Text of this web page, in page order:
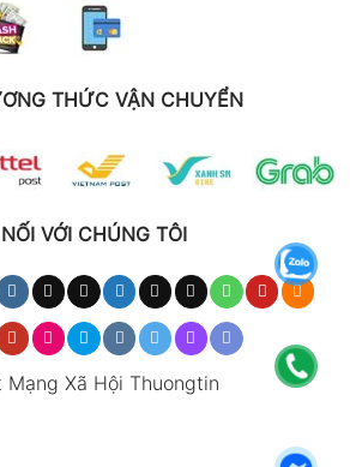
THỨC VẬN CHUYỂN
VỚI CHÚNG TÔI
Mạng Xã Hội Thuongtin